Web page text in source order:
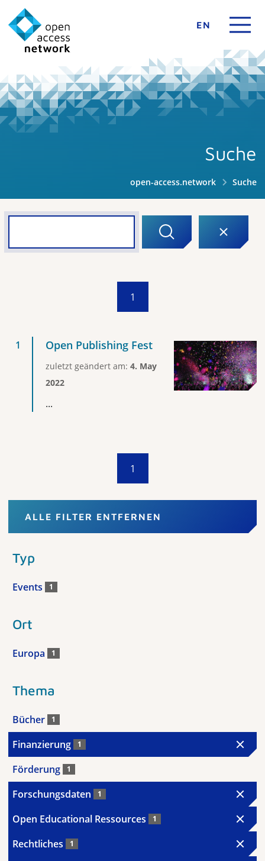
EN
Suche
open-access.network Suche
1
Open Publishing Fest
zuletzt geändert am: 4. May
2022
...
1
ALLE FILTER ENTFERNEN
Typ
Events 1
Ort
Europa 1
Thema
Bücher 1
Finanzierung 1
Förderung 1
Forschungsdaten 1
Open Educational Ressources 1
Rechtliches 1